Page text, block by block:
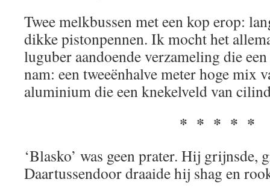
Twee melkbussen met een kop erop:
dikke pistonpennen. Ik mocht het
luguber aandoende verzameling die
nam: een tweeënhalve meter hoge mix
aluminium die een knekelveld van
* * * * *
‘Blasko’ was geen prater. Hij grijnsde,
Daartussendoor draaide hij shag en